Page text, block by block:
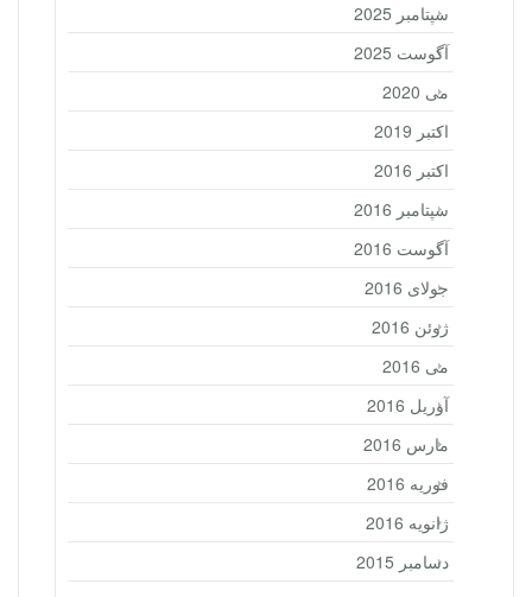
سپتامبر 2025
آگوست 2025
می 2020
اکتبر 2019
اکتبر 2016
سپتامبر 2016
آگوست 2016
جولای 2016
ژوئن 2016
می 2016
آوریل 2016
مارس 2016
فوریه 2016
ژانویه 2016
دسامبر 2015